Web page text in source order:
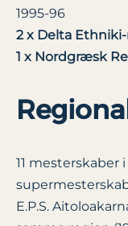
1995-96
2 x Delta
1 x Nordgræsk
11 mesterskaber i
E.P.S.